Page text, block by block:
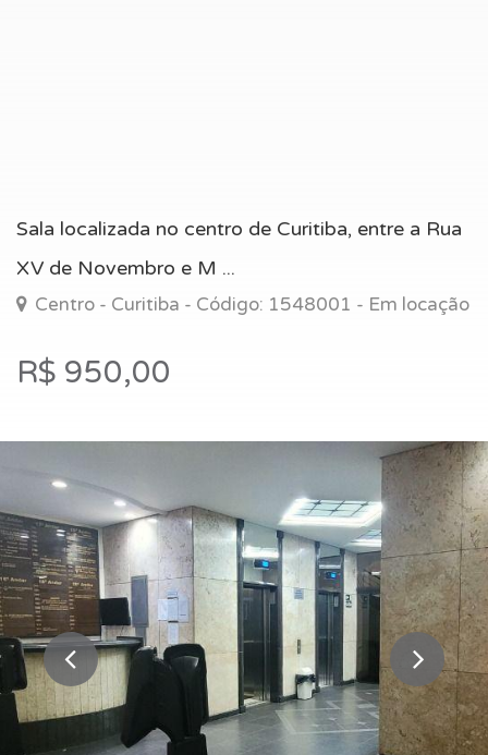
Sala localizada no centro de Curitiba, entre a Rua
XV de Novembro e M ...
Centro - Curitiba - Código: 1548001 - Em locação
R$ 950,00